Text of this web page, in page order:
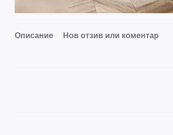
Описание Нов отзив или коментар